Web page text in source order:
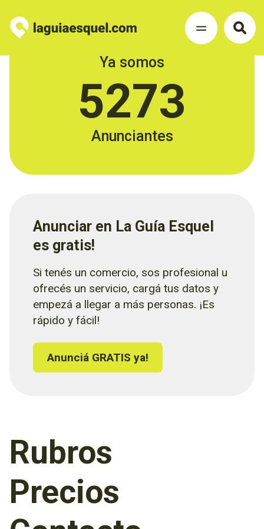
Ya somos
5273
Anunciantes
Anunciar en La Guía Esquel
es gratis!
Si tenés un comercio, sos profesional u
ofrecés un servicio, cargá tus datos y
empezá a llegar a más personas. ¡Es
rápido y fácil!
Anunciá GRATIS ya!
Rubros
Precios